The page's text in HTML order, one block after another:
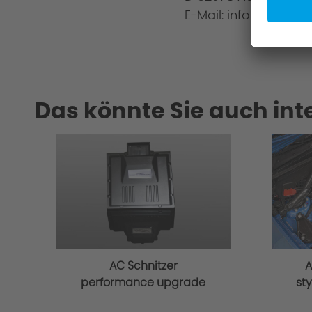
E-Mail: info@ac-
Das könnte Sie auch
AC Schnitzer
performance upgrade